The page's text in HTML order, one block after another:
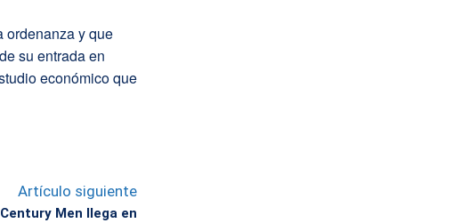
ordenanza y que
su entrada en
económico que
Artículo siguiente
Men llega en